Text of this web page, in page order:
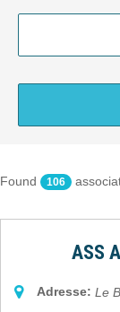
Found 106
ASS
Adresse: Le